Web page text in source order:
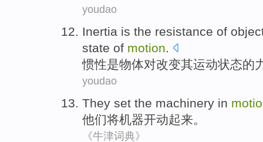
youdao
Inertia is the resistance of
state of motion.
惯性是物体对改变其运动状态的
youdao
They set the machinery in
他们将机器开动起来。
《牛津词典》